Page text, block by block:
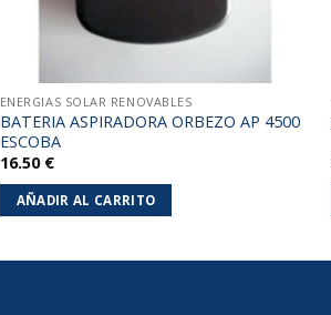
ENERGIAS SOLAR RENOVABLES
BATERIA ASPIRADORA ORBEZO AP 4500
ESCOBA
16.50 €
AÑADIR AL CARRITO